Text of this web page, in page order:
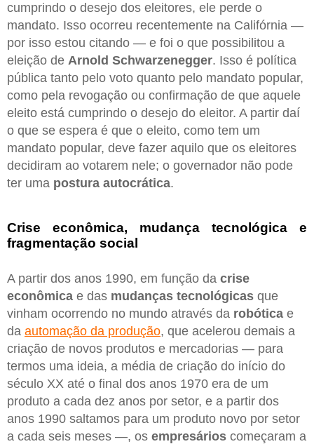
cumprindo o desejo dos eleitores, ele perde o
mandato. Isso ocorreu recentemente na Califórnia —
por isso estou citando — e foi o que possibilitou a
eleição de Arnold Schwarzenegger. Isso é política
pública tanto pelo voto quanto pelo mandato popular,
como pela revogação ou confirmação de que aquele
eleito está cumprindo o desejo do eleitor. A partir daí
o que se espera é que o eleito, como tem um
mandato popular, deve fazer aquilo que os eleitores
decidiram ao votarem nele; o governador não pode
ter uma postura autocrática.
Crise econômica, mudança tecnológica e
fragmentação social
A partir dos anos 1990, em função da crise
econômica e das mudanças tecnológicas que
vinham ocorrendo no mundo através da robótica e
da automação da produção, que acelerou demais a
criação de novos produtos e mercadorias — para
termos uma ideia, a média de criação do início do
século XX até o final dos anos 1970 era de um
produto a cada dez anos por setor, e a partir dos
anos 1990 saltamos para um produto novo por setor
a cada seis meses —, os empresários começaram a